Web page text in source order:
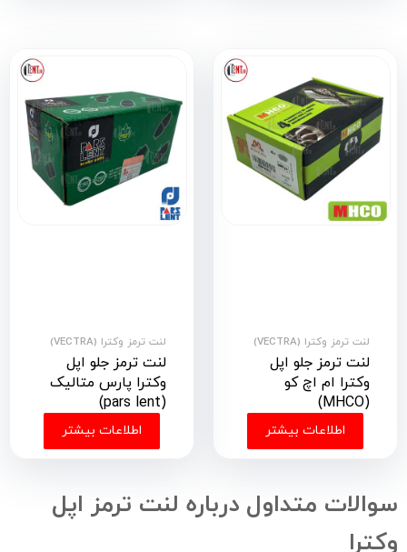
لنت ترمز وکترا (VECTRA)
لنت ترمز جلو اپل
وکترا ام اچ کو
(MHCO)
اطلاعات بیشتر
لنت ترمز وکترا (VECTRA)
لنت ترمز جلو اپل
وکترا پارس متالیک
(pars lent)
اطلاعات بیشتر
سوالات متداول درباره لنت ترمز اپل
وکترا